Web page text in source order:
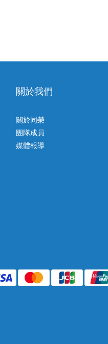
關於我們
關於同榮
團隊成員
媒體報導